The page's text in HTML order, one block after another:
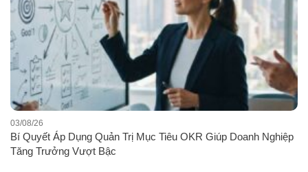
Bí Quyết Áp Dụng Quản Trị Mục Tiêu OKR Giúp Doanh Nghiệp
Tăng Trưởng Vượt Bậc
03/08/26